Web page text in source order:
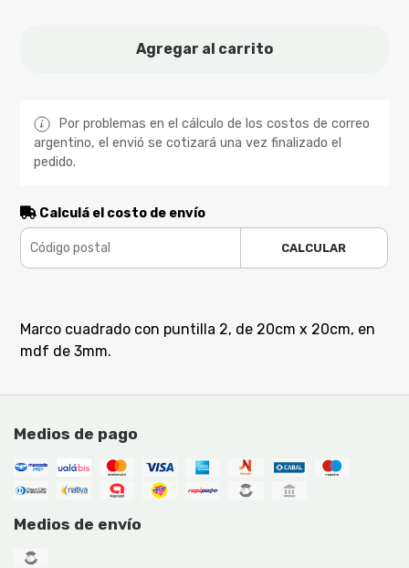
Agregar al carrito
Por problemas en el cálculo de los costos de correo
argentino, el envió se cotizará una vez finalizado el
pedido.
Calculá el costo de envío
CALCULAR
Marco cuadrado con puntilla 2, de 20cm x 20cm, en
mdf de 3mm.
Medios de pago
Medios de envío